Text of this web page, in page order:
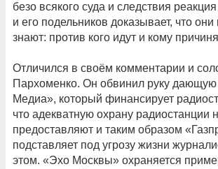
безо всякого суда и следствия
и его подельников доказывает, что
знают: против кого идут и кому
Отличился в своём комментарии и
Пархоменко. Он обвинил руку
Медиа», который финансирует
что адекватную охрану радиостанции
предоставляют и таким образом
подставляет под угрозу жизни
этом. «Эхо Москвы» охраняется